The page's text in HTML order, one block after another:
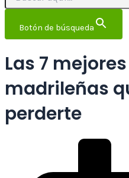
Botón de búsqueda
Las 7
madrileñas
perderte